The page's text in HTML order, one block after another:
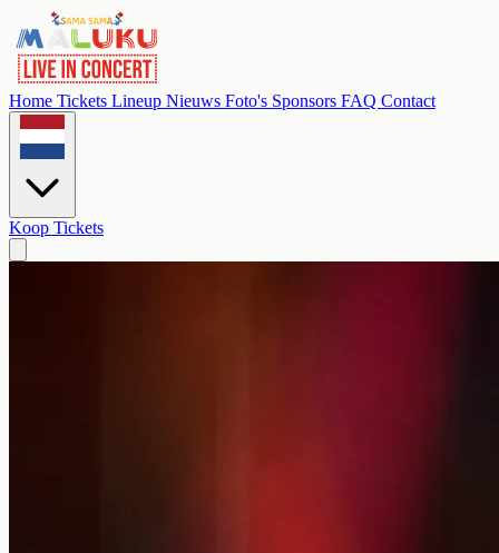
Home Tickets Lineup Nieuws Foto's Sponsors FAQ Contact
Koop Tickets